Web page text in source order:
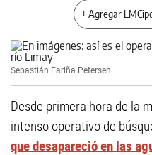
+ Agregar
Sebastián Fariña Petersen
Desde primera hora de la
intenso operativo de
que desapareció en las